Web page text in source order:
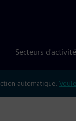
Secteurs d'activité
automatique.